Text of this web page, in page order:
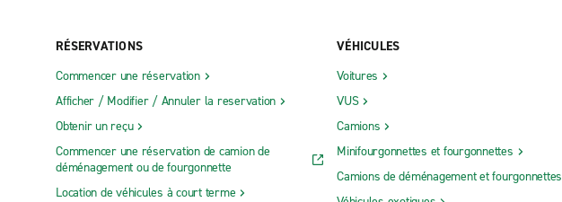
RÉSERVATIONS
Commencer une réservation
Afficher / Modifier / Annuler la reservation
Obtenir un reçu
Commencer une réservation de camion de
déménagement ou de fourgonnette
Location de véhicules à court terme
VÉHICULES
Voitures
VUS
Camions
Minifourgonnettes et fourgonnettes
Camions de déménagement et fourgonnettes